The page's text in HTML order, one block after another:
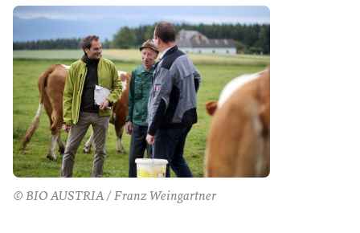
© BIO AUSTRIA / Franz Weingartner